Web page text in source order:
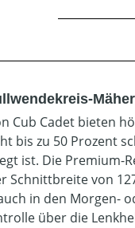
Cub Cadet bieten
bis zu 50 Prozent
ist. Die
von
in den Morgen-
über die